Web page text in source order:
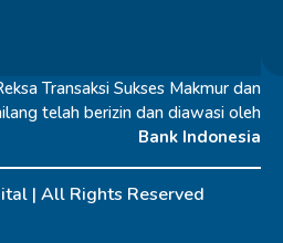
Transaksi Sukses Makmur dan
telah berizin dan diawasi oleh
Bank Indonesia
| All Rights Reserved